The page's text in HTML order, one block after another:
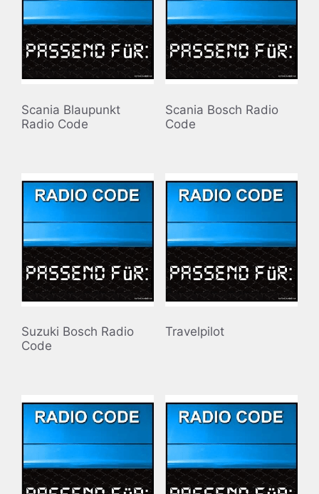
Scania Blaupunkt
Radio Code
Scania Bosch Radio
Code
Suzuki Bosch Radio
Code
Travelpilot